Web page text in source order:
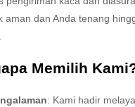
aman dan Anda tenang
Memilih
: Kami hadir